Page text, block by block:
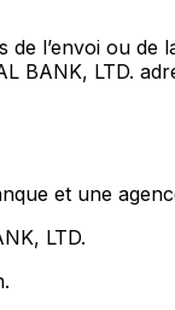
l’envoi ou de
BANK, LTD.
et une
LTD.